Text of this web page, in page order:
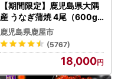
【期間限定】鹿児島県大隅
産 うなぎ蒲焼 4尾（600g
） KN007-004-04-cp18
うなぎ 鰻 魚 惣菜 総菜
鹿児島県鹿屋市
(5767)
18,000